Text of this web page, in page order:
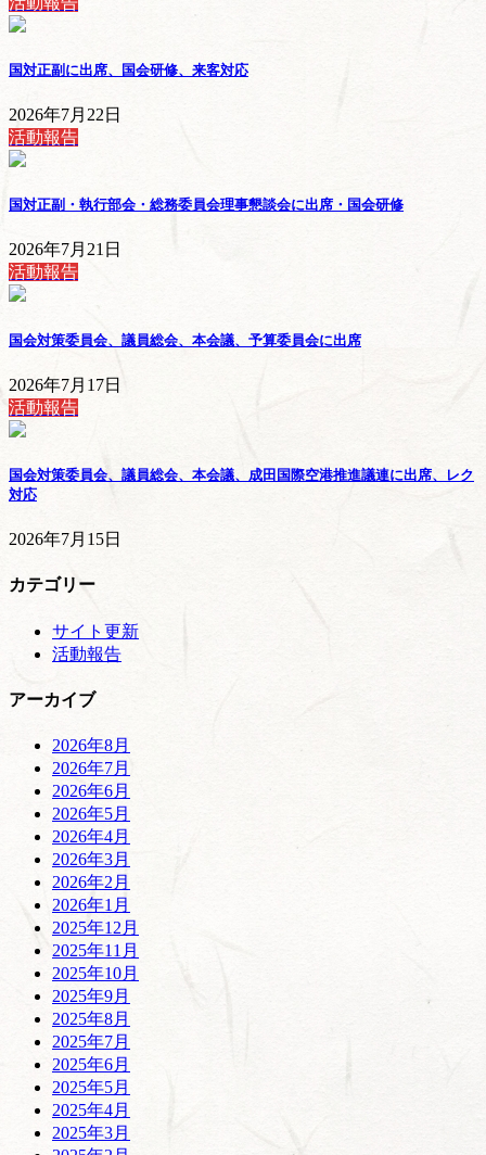
国対正副に出席、国会研修、来客対応
2026年7月22日
活動報告
国対正副・執行部会・総務委員会理事懇談会に出席・国会研修
2026年7月21日
活動報告
国会対策委員会、議員総会、本会議、予算委員会に出席
2026年7月17日
活動報告
国会対策委員会、議員総会、本会議、成田国際空港推進議連に出席、レク
対応
2026年7月15日
カテゴリー
サイト更新
活動報告
アーカイブ
2026年8月
2026年7月
2026年6月
2026年5月
2026年4月
2026年3月
2026年2月
2026年1月
2025年12月
2025年11月
2025年10月
2025年9月
2025年8月
2025年7月
2025年6月
2025年5月
2025年4月
2025年3月